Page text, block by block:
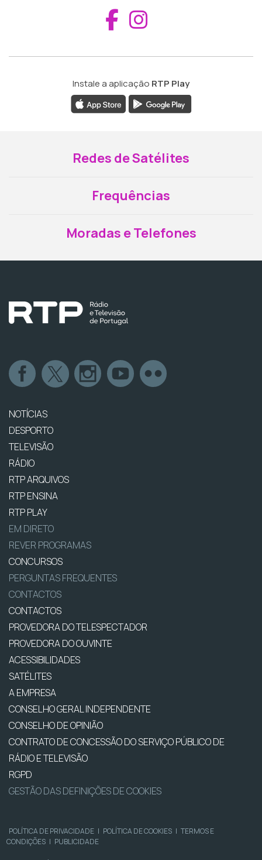
Aceder ao
Instale a aplicação RTP Play
Redes de Satélites
Frequências
Moradas e Telefones
NOTÍCIAS
DESPORTO
TELEVISÃO
RÁDIO
RTP ARQUIVOS
RTP ENSINA
RTP PLAY
EM DIRETO
REVER PROGRAMAS
CONCURSOS
PERGUNTAS FREQUENTES
CONTACTOS
CONTACTOS
PROVEDORA DO TELESPECTADOR
PROVEDORA DO OUVINTE
ACESSIBILIDADES
SATÉLITES
A EMPRESA
CONSELHO GERAL INDEPENDENTE
CONSELHO DE OPINIÃO
CONTRATO DE CONCESSÃO DO SERVIÇO PÚBLICO DE
RÁDIO E TELEVISÃO
RGPD
GESTÃO DAS DEFINIÇÕES DE COOKIES
POLÍTICA DE PRIVACIDADE | POLÍTICA DE COOKIES | TERMOS E
CONDIÇÕES | PUBLICIDADE